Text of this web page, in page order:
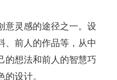
意灵感的途径之一。设
、前人的作品等，从中
的想法和前人的智慧巧
设计。